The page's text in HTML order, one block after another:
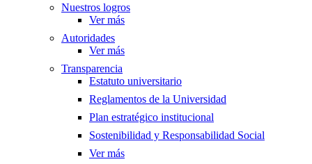
Nuestros logros
Ver más
Autoridades
Ver más
Transparencia
Estatuto universitario
Reglamentos de la Universidad
Plan estratégico institucional
Sostenibilidad y Responsabilidad Social
Ver más